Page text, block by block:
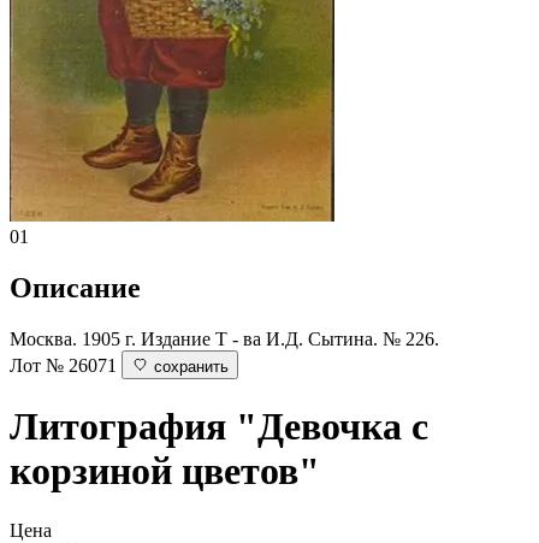
01
Описание
Москва. 1905 г. Издание Т - ва И.Д. Сытина. № 226.
Лот № 26071
сохранить
Литография "Девочка с
корзиной цветов"
Цена